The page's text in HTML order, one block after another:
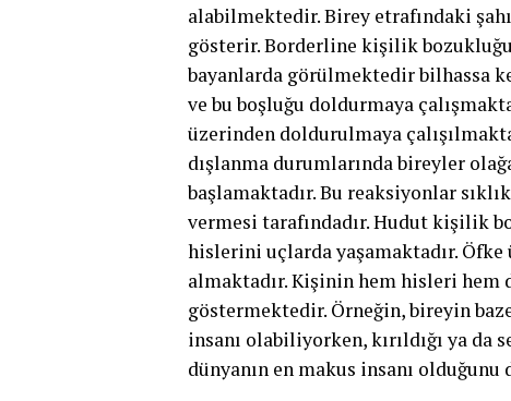
alabilmektedir. Birey etrafındaki
gösterir. Borderline kişilik
bayanlarda görülmektedir bilhassa
ve bu boşluğu doldurmaya
üzerinden doldurulmaya
dışlanma durumlarında bireyler
başlamaktadır. Bu reaksiyonlar
vermesi tarafındadır. Hudut kişilik
hislerini uçlarda yaşamaktadır.
almaktadır. Kişinin hem hisleri hem
göstermektedir. Örneğin, bireyin
insanı olabiliyorken, kırıldığı ya
dünyanın en makus insanı